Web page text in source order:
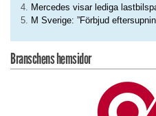
Mercedes visar lediga
M Sverige: ”Förbjud
Branschens hemsidor